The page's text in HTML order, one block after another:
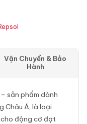
Vận Chuyển & Bảo
Hành
– sản phẩm dành
Châu Á, là loại
động cơ đạt